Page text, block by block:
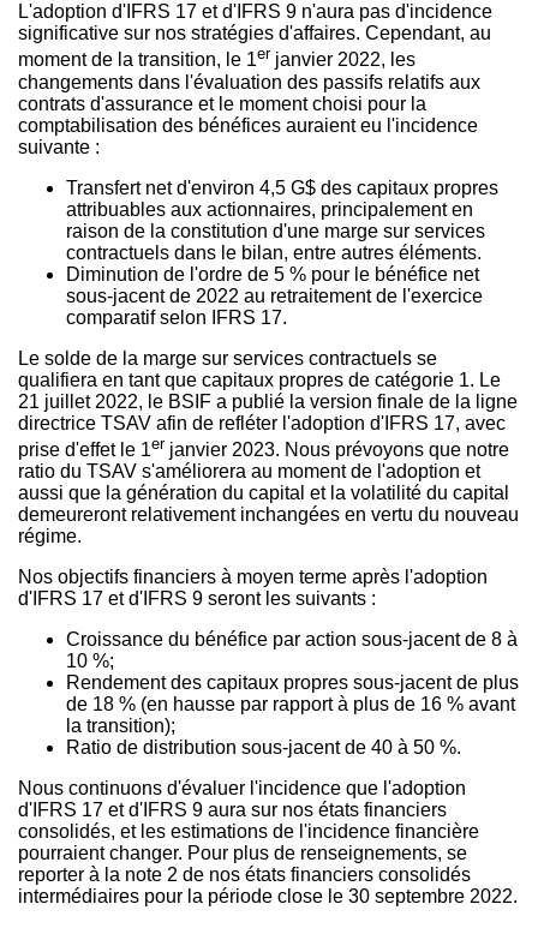
L'adoption d'IFRS 17 et d'IFRS 9 n'aura pas d'incidence
significative sur nos stratégies d'affaires. Cependant, au
moment de la transition, le 1er janvier 2022, les
changements dans l'évaluation des passifs relatifs aux
contrats d'assurance et le moment choisi pour la
comptabilisation des bénéfices auraient eu l'incidence
suivante :
Transfert net d'environ 4,5 G$ des capitaux propres
attribuables aux actionnaires, principalement en
raison de la constitution d'une marge sur services
contractuels dans le bilan, entre autres éléments.
Diminution de l'ordre de 5 % pour le bénéfice net
sous-jacent de 2022 au retraitement de l'exercice
comparatif selon IFRS 17.
Le solde de la marge sur services contractuels se
qualifiera en tant que capitaux propres de catégorie 1. Le
21 juillet 2022, le BSIF a publié la version finale de la ligne
directrice TSAV afin de refléter l'adoption d'IFRS 17, avec
prise d'effet le 1er janvier 2023. Nous prévoyons que notre
ratio du TSAV s'améliorera au moment de l'adoption et
aussi que la génération du capital et la volatilité du capital
demeureront relativement inchangées en vertu du nouveau
régime.
Nos objectifs financiers à moyen terme après l'adoption
d'IFRS 17 et d'IFRS 9 seront les suivants :
Croissance du bénéfice par action sous-jacent de 8 à
10 %;
Rendement des capitaux propres sous-jacent de plus
de 18 % (en hausse par rapport à plus de 16 % avant
la transition);
Ratio de distribution sous-jacent de 40 à 50 %.
Nous continuons d'évaluer l'incidence que l'adoption
d'IFRS 17 et d'IFRS 9 aura sur nos états financiers
consolidés, et les estimations de l'incidence financière
pourraient changer. Pour plus de renseignements, se
reporter à la note 2 de nos états financiers consolidés
intermédiaires pour la période close le 30 septembre 2022.